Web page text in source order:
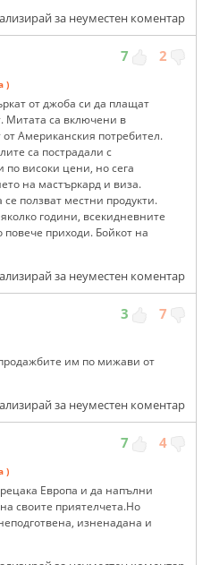
за неуместен коментар
7 2
)
от джоба си да плащат
Митата са включени в
Американския потребител.
са пострадали с
високи цени, но сега
на мастъркард и виза.
ползват местни продукти.
години, всекидневните
приходи. Бойкот на
за неуместен коментар
3 7
им по мижави от
за неуместен коментар
7 4
)
Европа и да напълни
своите приятелчета.Но
изненадана и